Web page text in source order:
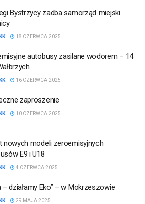
Bystrzycy zadba samorząd miejski
KK 18 CZERWCA 2025
autobusy zasilane wodorem – 14
KK 16 CZERWCA 2025
zaproszenie
KK 10 CZERWCA 2025
nowych modeli zeroemisyjnych
E9 i U18
KK 4 CZERWCA 2025
– działamy Eko” – w Mokrzeszowie
KK 29 MAJA 2025